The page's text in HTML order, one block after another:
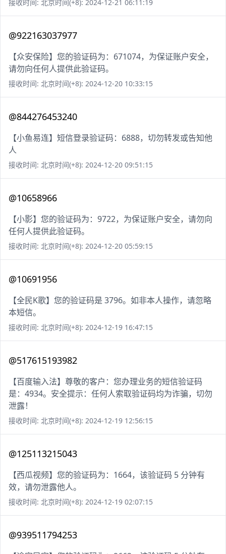
接收时间: 北京时间(+8): 2024-12-21 06:11:19
@922163037977
【众安保险】您的验证码为：671074，为保证账户安全，
请勿向任何人提供此验证码。
接收时间: 北京时间(+8): 2024-12-20 10:33:15
@844276453240
【小鱼易连】短信登录验证码：6888，切勿转发或告知他
人
接收时间: 北京时间(+8): 2024-12-20 09:51:15
@10658966
【小影】您的验证码为：9722，为保证账户安全，请勿向
任何人提供此验证码。
接收时间: 北京时间(+8): 2024-12-20 05:59:15
@10691956
【全民K歌】您的验证码是 3796。如非本人操作，请忽略
本短信。
接收时间: 北京时间(+8): 2024-12-19 16:47:15
@517615193982
【百度输入法】尊敬的客户：您办理业务的短信验证码
是：4934。安全提示：任何人索取验证码均为诈骗，切勿
泄露！
接收时间: 北京时间(+8): 2024-12-19 12:56:15
@125113215043
【西瓜视频】您的验证码为：1664，该验证码 5 分钟有
效，请勿泄露他人。
接收时间: 北京时间(+8): 2024-12-19 02:07:15
@939511794253